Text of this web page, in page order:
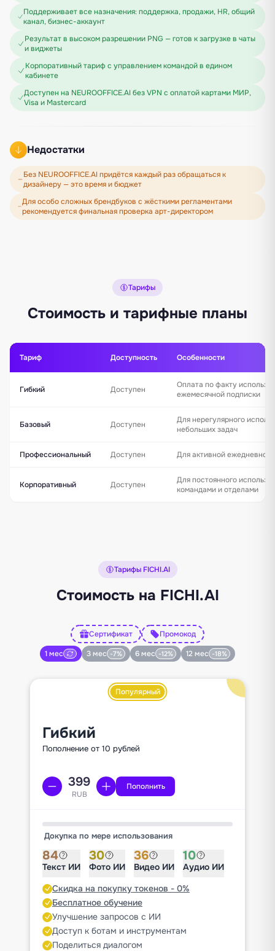
Поддерживает все назначения: поддержка, продажи, HR, общий
канал, бизнес-аккаунт
Результат в высоком разрешении PNG — готов к загрузке в чаты
и виджеты
Корпоративный тариф с управлением командой в едином
кабинете
Доступен на NEUROOFFICE.AI без VPN с оплатой картами МИР,
Visa и Mastercard
Недостатки
Без NEUROOFFICE.AI придётся каждый раз обращаться к
дизайнеру — это время и бюджет
Для особо сложных брендбуков с жёсткими регламентами
рекомендуется финальная проверка арт-директором
Тарифы
Стоимость и тарифные планы
Тариф Доступность Особенности
Гибкий Доступен
Оплата по факту
ежемесячной подписки
Базовый Доступен
Для нерегулярного
небольших задач
Профессиональный Доступен Для активной ежедневной
Корпоративный Доступен
Для постоянного
командами и отделами
Тарифы FICHI.AI
Стоимость на FICHI.AI
Сертификат
1 мес
3 мес -7% 6 мес -12% 12 мес -18%
Промокод
Популярный
Гибкий
Пополнение от 10 рублей
RUB
Пополнить
Докупка по мере использования
84
Текст ИИ
30
Фото ИИ
36
Видео ИИ
10
Аудио ИИ
Скидка на покупку токенов - 0%
Бесплатное обучение
Улучшение запросов с ИИ
Доступ к ботам и инструментам
Поделиться диалогом